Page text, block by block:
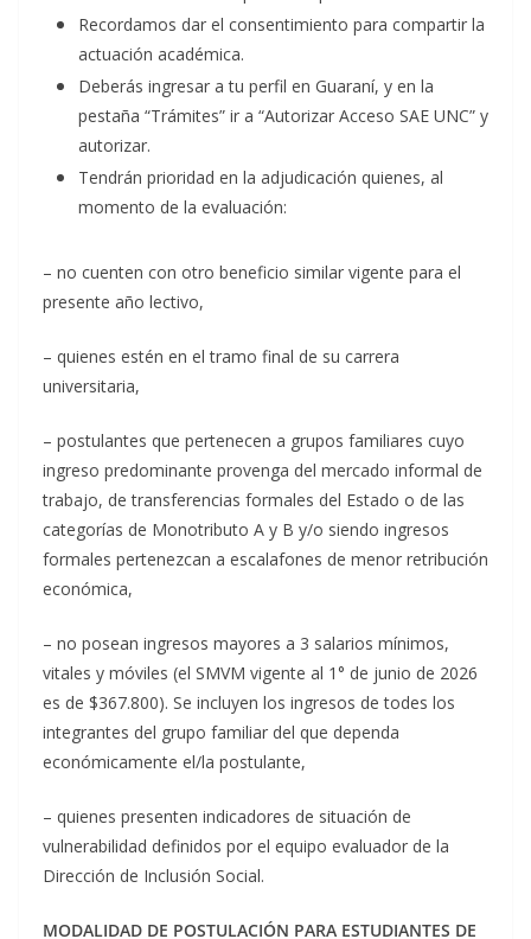
Recordamos dar el consentimiento para compartir la
actuación académica.
Deberás ingresar a tu perfil en Guaraní, y en la
pestaña “Trámites” ir a “Autorizar Acceso SAE UNC” y
autorizar.
Tendrán prioridad en la adjudicación quienes, al
momento de la evaluación:
– no cuenten con otro beneficio similar vigente para el
presente año lectivo,
– quienes estén en el tramo final de su carrera
universitaria,
– postulantes que pertenecen a grupos familiares cuyo
ingreso predominante provenga del mercado informal de
trabajo, de transferencias formales del Estado o de las
categorías de Monotributo A y B y/o siendo ingresos
formales pertenezcan a escalafones de menor retribución
económica,
– no posean ingresos mayores a 3 salarios mínimos,
vitales y móviles (el SMVM vigente al 1° de junio de 2026
es de $367.800). Se incluyen los ingresos de todes los
integrantes del grupo familiar del que dependa
económicamente el/la postulante,
– quienes presenten indicadores de situación de
vulnerabilidad definidos por el equipo evaluador de la
Dirección de Inclusión Social.
MODALIDAD DE POSTULACIÓN PARA ESTUDIANTES DE